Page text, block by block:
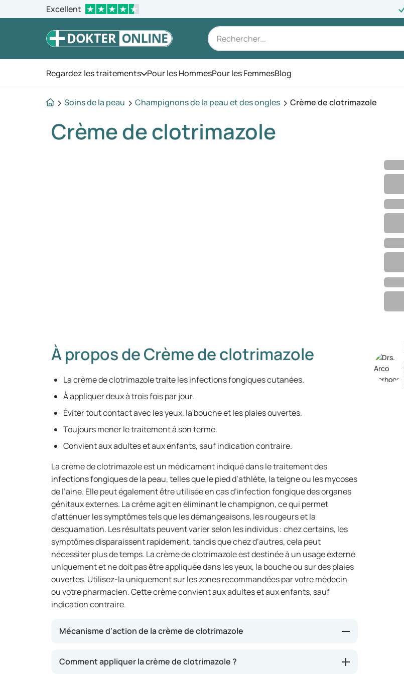
Excellent
Regardez les traitementsOuvrez le menu
Pour les HommesPour les FemmesBlog
Soins de la peau Champignons de la peau et des ongles Crème de clotrimazole
Crème de clotrimazole
À propos de Crème de clotrimazole
La crème de clotrimazole traite les infections fongiques cutanées.
À appliquer deux à trois fois par jour.
Éviter tout contact avec les yeux, la bouche et les plaies ouvertes.
Toujours mener le traitement à son terme.
Convient aux adultes et aux enfants, sauf indication contraire.
La crème de clotrimazole est un médicament indiqué dans le traitement des
infections fongiques de la peau, telles que le pied d’athlète, la teigne ou les mycoses
de l’aine. Elle peut également être utilisée en cas d’infection fongique des organes
génitaux externes. La crème agit en éliminant le champignon, ce qui permet
d’atténuer les symptômes tels que les démangeaisons, les rougeurs et la
desquamation. Les résultats peuvent varier selon les individus : chez certains, les
symptômes disparaissent rapidement, tandis que chez d’autres, cela peut
nécessiter plus de temps. La crème de clotrimazole est destinée à un usage externe
uniquement et ne doit pas être appliquée dans les yeux, la bouche ou sur des plaies
ouvertes. Utilisez-la uniquement sur les zones recommandées par votre médecin
ou votre pharmacien. Cette crème convient aux adultes et aux enfants, sauf
indication contraire.
Mécanisme d'action de la crème de clotrimazole
Cette crème agit en inhibant la croissance des champignons et de certaines
levures. Cela favorise la guérison de la peau et permet généralement une
Comment appliquer la crème de clotrimazole ?